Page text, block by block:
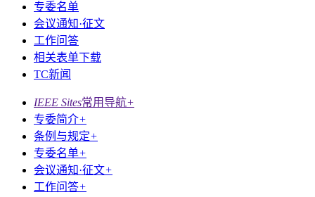
专委名单
会议通知·征文
工作问答
相关表单下载
TC新闻
IEEE Sites常用导航+
专委简介+
条例与规定+
专委名单+
会议通知·征文+
工作问答+